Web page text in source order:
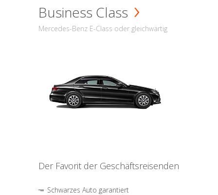
Business Class
Mercedes-Benz E-Class oder gleichwärtig
Der Favorit der Geschäftsreisenden
Schwarzes Auto garantiert